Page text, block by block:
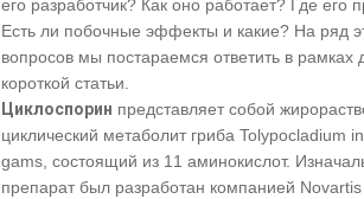
его разработчик? Как оно работает? Где его
Есть ли побочные эффекты и какие? На ряд
вопросов мы постараемся ответить в рамках
короткой статьи.
Циклоспорин представляет собой
циклический метаболит гриба Tolypocladium
gams, состоящий из 11 аминокислот.
препарат был разработан компанией Novartis